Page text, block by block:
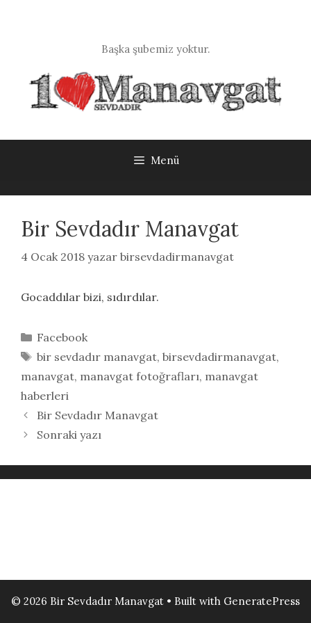
Başka şubemiz yoktur.
Menü
Bir Sevdadır Manavgat
4 Ocak 2018 yazar birsevdadirmanavgat
Gocaddılar bizi, sıdırdılar.
Kategoriler
Facebook
Etiketler
bir sevdadır manavgat, birsevdadirmanavgat,
manavgat, manavgat fotoğrafları, manavgat
haberleri
Bir Sevdadır Manavgat
Sonraki yazı
© 2026 Bir Sevdadır Manavgat • Built with GeneratePress